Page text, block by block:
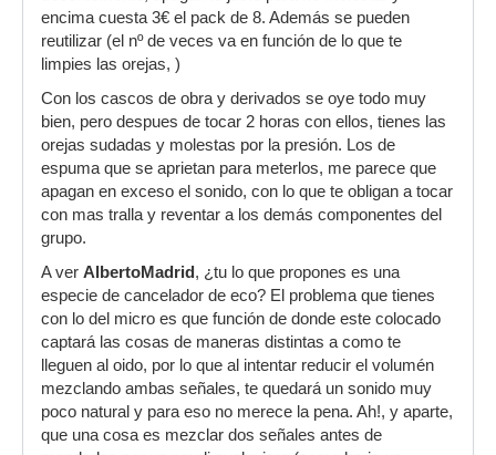
encima cuesta 3€ el pack de 8. Además se pueden
reutilizar (el nº de veces va en función de lo que te
limpies las orejas, )
Con los cascos de obra y derivados se oye todo muy
bien, pero despues de tocar 2 horas con ellos, tienes las
orejas sudadas y molestas por la presión. Los de
espuma que se aprietan para meterlos, me parece que
apagan en exceso el sonido, con lo que te obligan a tocar
con mas tralla y reventar a los demás componentes del
grupo.
A ver AlbertoMadrid , ¿tu lo que propones es una
especie de cancelador de eco? El problema que tienes
con lo del micro es que función de donde este colocado
captará las cosas de maneras distintas a como te
lleguen al oido, por lo que al intentar reducir el volumén
mezclando ambas señales, te quedará un sonido muy
poco natural y para eso no merece la pena. Ah!, y aparte,
que una cosa es mezclar dos señales antes de